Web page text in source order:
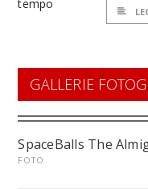
GALLERIE
SpaceBalls The
FOTO